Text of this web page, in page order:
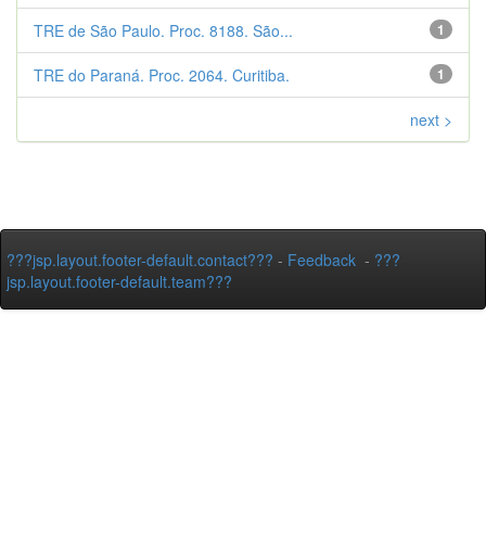
1
TRE de São Paulo. Proc. 8188. São...
1
TRE do Paraná. Proc. 2064. Curitiba.
next >
???jsp.layout.footer-default.contact??? - Feedback - ???
jsp.layout.footer-default.team???